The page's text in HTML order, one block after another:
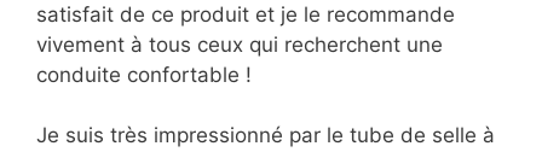
satisfait de ce produit et je le recommande
vivement à tous ceux qui recherchent une
conduite confortable !
Je suis très impressionné par le tube de selle à